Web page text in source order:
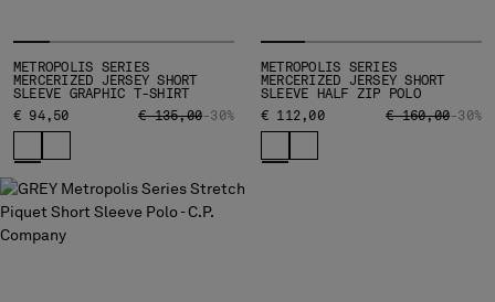
METROPOLIS SERIES
MERCERIZED JERSEY SHORT
SLEEVE GRAPHIC T-SHIRT
€ 94,50
PRICE REDUCED FROM
€ 135,00TO
-30%
METROPOLIS SERIES
MERCERIZED JERSEY SHORT
SLEEVE HALF ZIP POLO
€ 112,00
PRICE REDUCED
€ 160,00TO
-30%